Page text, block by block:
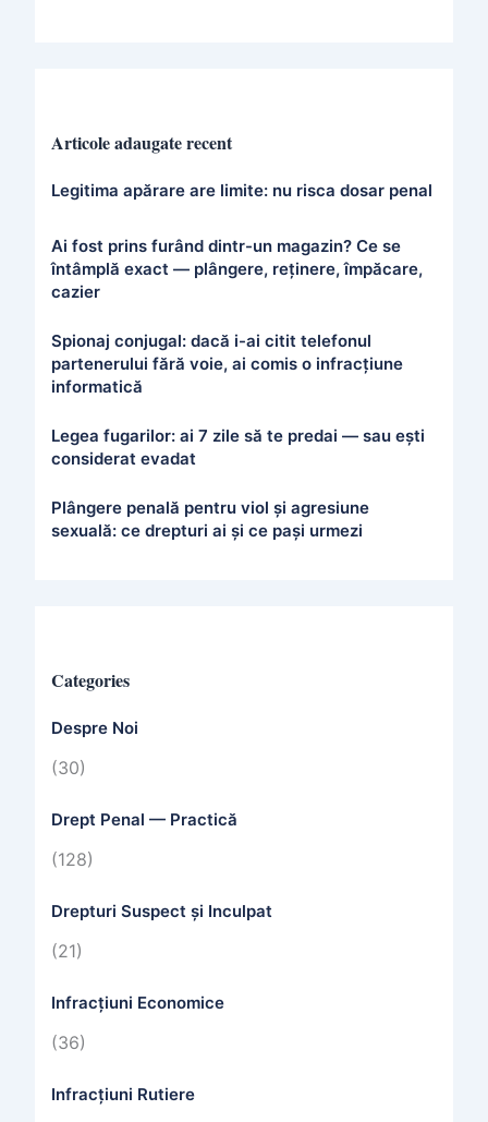
Articole adaugate recent
Legitima apărare are limite: nu risca dosar penal
Ai fost prins furând dintr-un magazin? Ce se
întâmplă exact — plângere, reținere, împăcare,
cazier
Spionaj conjugal: dacă i-ai citit telefonul
partenerului fără voie, ai comis o infracțiune
informatică
Legea fugarilor: ai 7 zile să te predai — sau ești
considerat evadat
Plângere penală pentru viol și agresiune
sexuală: ce drepturi ai și ce pași urmezi
Categories
Despre Noi
(30)
Drept Penal — Practică
(128)
Drepturi Suspect și Inculpat
(21)
Infracțiuni Economice
(36)
Infracțiuni Rutiere